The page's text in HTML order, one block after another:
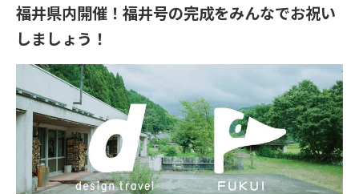
福井県内開催！福井号の完成をみんなでお祝い
しましょう！